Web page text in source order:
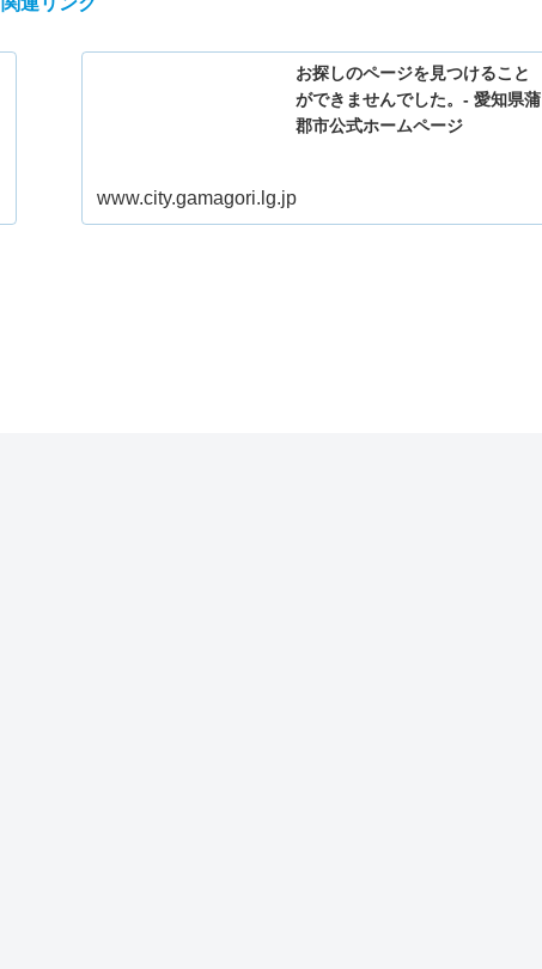
お探しのページを見つけること
ができませんでした。- 愛知県蒲
郡市公式ホームページ
www.city.gamagori.lg.jp